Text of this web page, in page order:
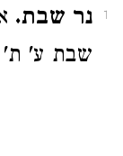
1 נר שבת.
שבת ע' ת'